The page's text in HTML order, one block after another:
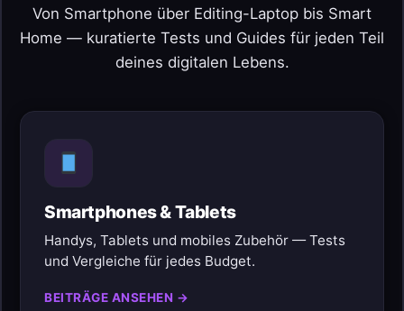
Von Smartphone über Editing-Laptop bis Smart
Home — kuratierte Tests und Guides für jeden Teil
deines digitalen Lebens.
Smartphones & Tablets
Handys, Tablets und mobiles Zubehör — Tests
und Vergleiche für jedes Budget.
BEITRÄGE ANSEHEN →